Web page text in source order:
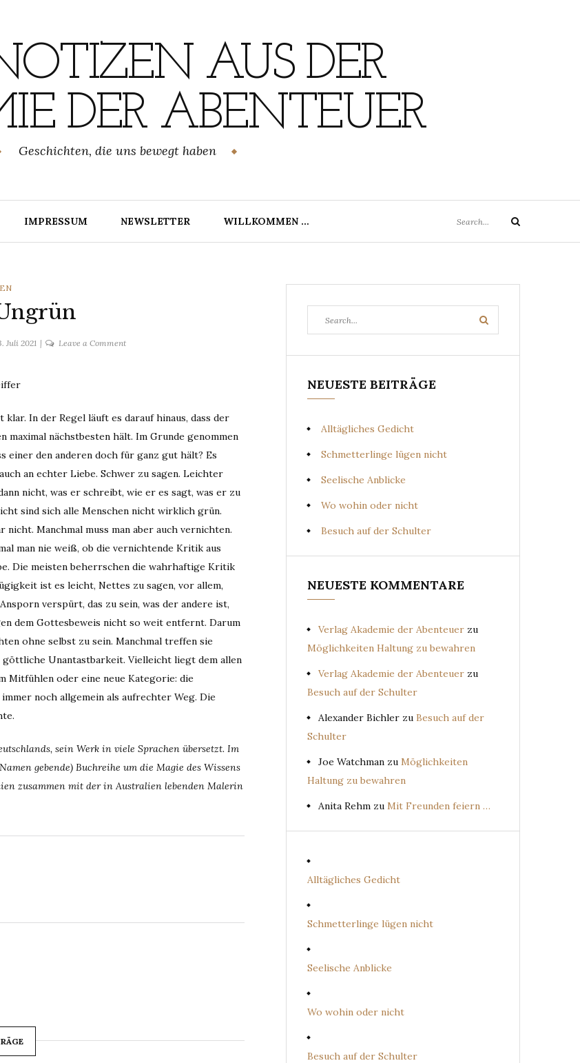
AUS DER
DER ABENTEUER
Geschichten, die uns bewegt haben
IMPRESSUM NEWSLETTER WILLKOMMEN …
for:
Search
Juli 2021 Leave a Commenton
In der Regel läuft es darauf hinaus, dass der
maximal nächstbesten hält. Im Grunde genommen
einer den anderen doch für ganz gut hält? Es
an echter Liebe. Schwer zu sagen. Leichter
nicht, was er schreibt, wie er es sagt, was er zu
sind sich alle Menschen nicht wirklich grün.
Manchmal muss man aber auch vernichten.
man nie weiß, ob die vernichtende Kritik aus
Die meisten beherrschen die wahrhaftige Kritik
ist es leicht, Nettes zu sagen, vor allem,
verspürt, das zu sein, was der andere ist,
dem Gottesbeweis nicht so weit entfernt. Darum
ohne selbst zu sein. Manchmal treffen sie
Unantastbarkeit. Vielleicht liegt dem allen
Mitfühlen oder eine neue Kategorie: die
noch allgemein als aufrechter Weg. Die
sein Werk in viele Sprachen übersetzt. Im
gebende) Buchreihe um die Magie des Wissens
zusammen mit der in Australien lebenden Malerin
for:
Search
NEUESTE BEITRÄGE
Alltägliches Gedicht
Schmetterlinge lügen nicht
Seelische Anblicke
Wo wohin oder nicht
Besuch auf der Schulter
NEUESTE KOMMENTARE
Verlag Akademie der Abenteuer zu
Möglichkeiten Haltung zu bewahren
Verlag Akademie der Abenteuer zu
Besuch auf der Schulter
Alexander Bichler zu Besuch auf der
Schulter
Joe Watchman zu Möglichkeiten
Haltung zu bewahren
Anita Rehm zu Mit Freunden feiern …
Alltägliches Gedicht
Schmetterlinge lügen nicht
Seelische Anblicke
Wo wohin oder nicht
Besuch auf der Schulter